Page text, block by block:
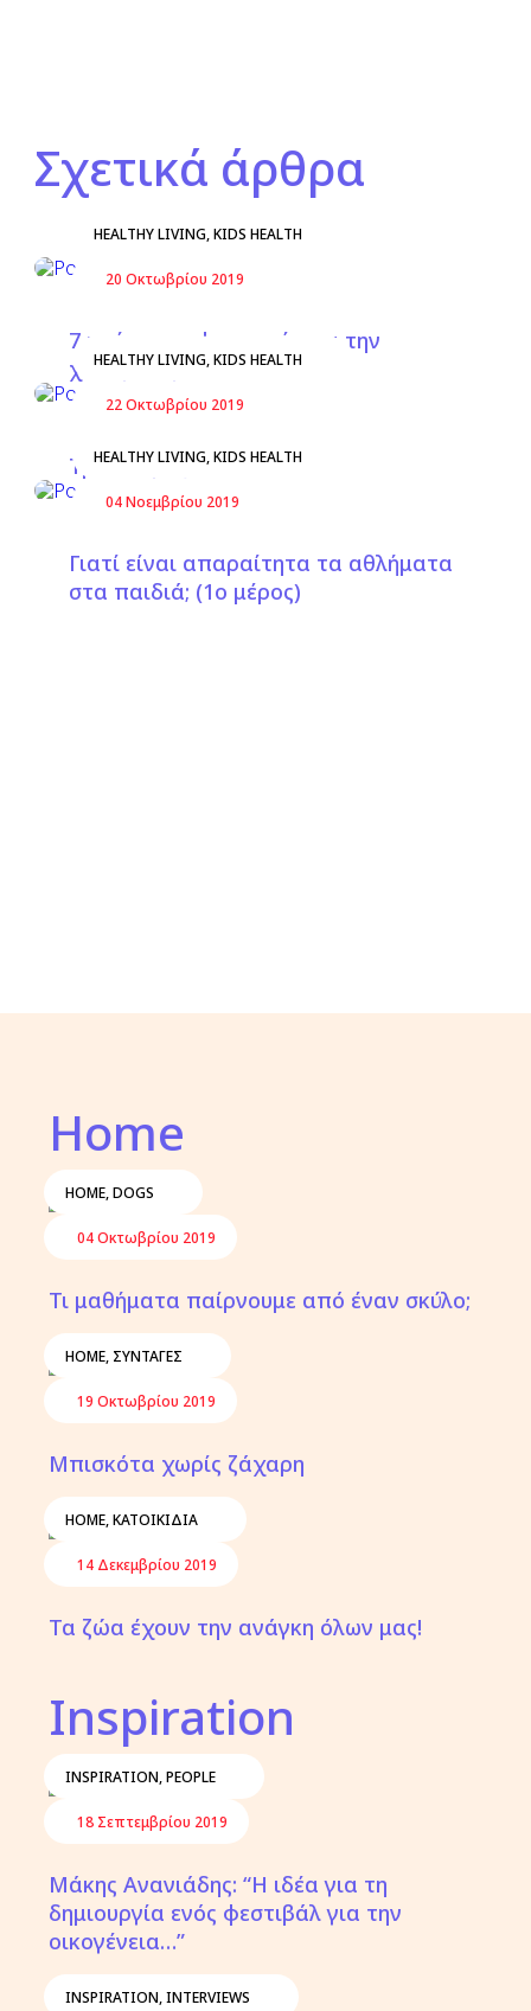
Σχετικά άρθρα
HEALTHY LIVING KIDS HEALTH
20 Οκτωβρίου 2019
7 χρήσιμες εφαρμογές για την
χαλάρωση του παιδιού
HEALTHY LIVING KIDS HEALTH
22 Οκτωβρίου 2019
Τραυλισμός στα παιδιά
HEALTHY LIVING KIDS HEALTH
04 Νοεμβρίου 2019
Γιατί είναι απαραίτητα τα αθλήματα
στα παιδιά; (1ο μέρος)
Home
HOME,DOGS
04 Οκτωβρίου 2019
Τι μαθήματα παίρνουμε από έναν σκύλο;
HOME, ΣΥΝΤΑΓΈΣ
19 Οκτωβρίου 2019
Μπισκότα χωρίς ζάχαρη
HOME,ΚΑΤΟΙΚΊΔΙΑ
14 Δεκεμβρίου 2019
Τα ζώα έχουν την ανάγκη όλων μας!
Inspiration
INSPIRATION,PEOPLE
18 Σεπτεμβρίου 2019
Μάκης Ανανιάδης: “Η ιδέα για τη
δημιουργία ενός φεστιβάλ για την
οικογένεια…”
INSPIRATION,INTERVIEWS